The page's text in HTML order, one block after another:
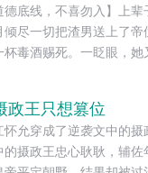
德底线，不喜勿入】上辈
倾尽一切把渣男送上了帝
杯毒酒赐死。一眨眼，她
凉月终于想清楚，爱有什
，她就要争那钱财权势，
一人之下，万人之上的位
政王只想篡位
怀允穿成了逆袭文中的摄
的摄政王忠心耿耿，辅佐